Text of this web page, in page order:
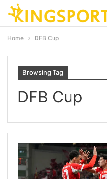
Home DFB Cup
Browsing Tag
DFB Cup